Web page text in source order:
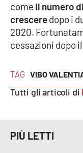
PROGETTI
SPECIALI
Buona Sanità
LA
Destinazioni
TAG VIBO
Tutti gli articoli di
come il numero
cresceredopo i
2020.
cessazioni dopo
PIÙ LETTI